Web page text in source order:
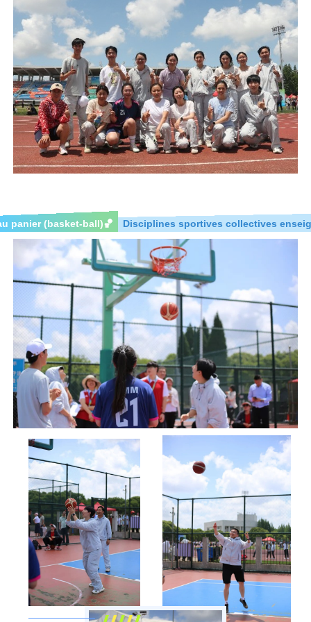
panier (basket-ball)🏀 Disciplines sportives collectives